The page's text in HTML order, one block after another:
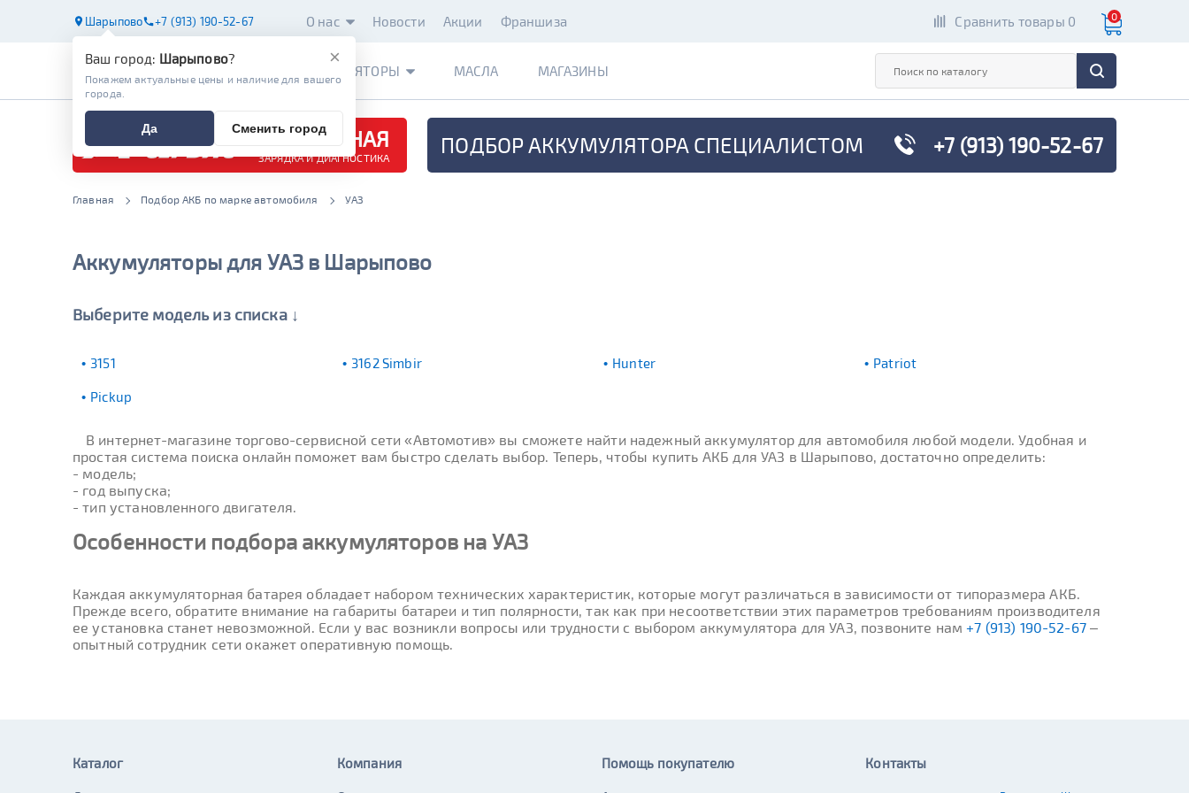
Шарыпово +7 (913) 190-52-67 О нас Новости Акции Франшиза Сравнить товары 0 0
АККУМУЛЯТОРЫ МАСЛА МАГАЗИНЫ
БЕСПЛАТНАЯ
ЗАРЯДКА И ДИАГНОСТИКА ПОДБОР АККУМУЛЯТОРА СПЕЦИАЛИСТОМ +7 (913) 190-52-67
Главная Подбор АКБ по марке автомобиля УАЗ
Аккумуляторы для УАЗ в Шарыпово
Выберите модель из списка ↓
3151 3162 Simbir Hunter Patriot
Pickup
В интернет-магазине торгово-сервисной сети «Автомотив» вы сможете найти надежный аккумулятор для автомобиля любой модели. Удобная и
простая система поиска онлайн поможет вам быстро сделать выбор. Теперь, чтобы купить АКБ для УАЗ в Шарыпово, достаточно определить:
- модель;
- год выпуска;
- тип установленного двигателя.
Особенности подбора аккумуляторов на УАЗ
Каждая аккумуляторная батарея обладает набором технических характеристик, которые могут различаться в зависимости от типоразмера АКБ.
Прежде всего, обратите внимание на габариты батареи и тип полярности, так как при несоответствии этих параметров требованиям производителя
ее установка станет невозможной. Если у вас возникли вопросы или трудности с выбором аккумулятора для УАЗ, позвоните нам+7 (913) 190-52-67–
опытный сотрудник сети окажет оперативную помощь.
×
Ваш город: Шарыпово?
Покажем актуальные цены и наличие для вашего
города.
Да Сменить город
Каталог Компания Помощь покупателю Контакты